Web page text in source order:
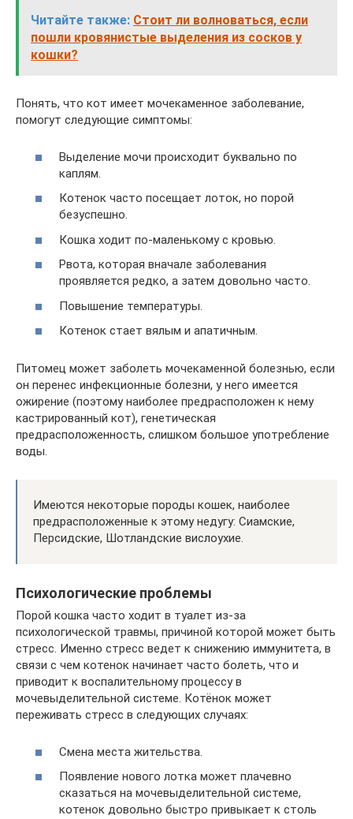
Читайте также: Стоит ли волноваться, если
пошли кровянистые выделения из сосков у
кошки?
Понять, что кот имеет мочекаменное заболевание,
помогут следующие симптомы:
Выделение мочи происходит буквально по
каплям.
Котенок часто посещает лоток, но порой
безуспешно.
Кошка ходит по-маленькому с кровью.
Рвота, которая вначале заболевания
проявляется редко, а затем довольно часто.
Повышение температуры.
Котенок стает вялым и апатичным.
Питомец может заболеть мочекаменной болезнью, если
он перенес инфекционные болезни, у него имеется
ожирение (поэтому наиболее предрасположен к нему
кастрированный кот), генетическая
предрасположенность, слишком большое употребление
воды.
Имеются некоторые породы кошек, наиболее
предрасположенные к этому недугу: Сиамские,
Персидские, Шотландские вислоухие.
Психологические проблемы
Порой кошка часто ходит в туалет из-за
психологической травмы, причиной которой может быть
стресс. Именно стресс ведет к снижению иммунитета, в
связи с чем котенок начинает часто болеть, что и
приводит к воспалительному процессу в
мочевыделительной системе. Котёнок может
переживать стресс в следующих случаях:
Смена места жительства.
Появление нового лотка может плачевно
сказаться на мочевыделительной системе,
котенок довольно быстро привыкает к столь